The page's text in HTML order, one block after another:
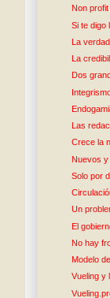
Non
Si te digo
La
La
Dos
Las
Crece la
Nuevos y
Solo por
Un
El
No hay
Modelo
Vueling y